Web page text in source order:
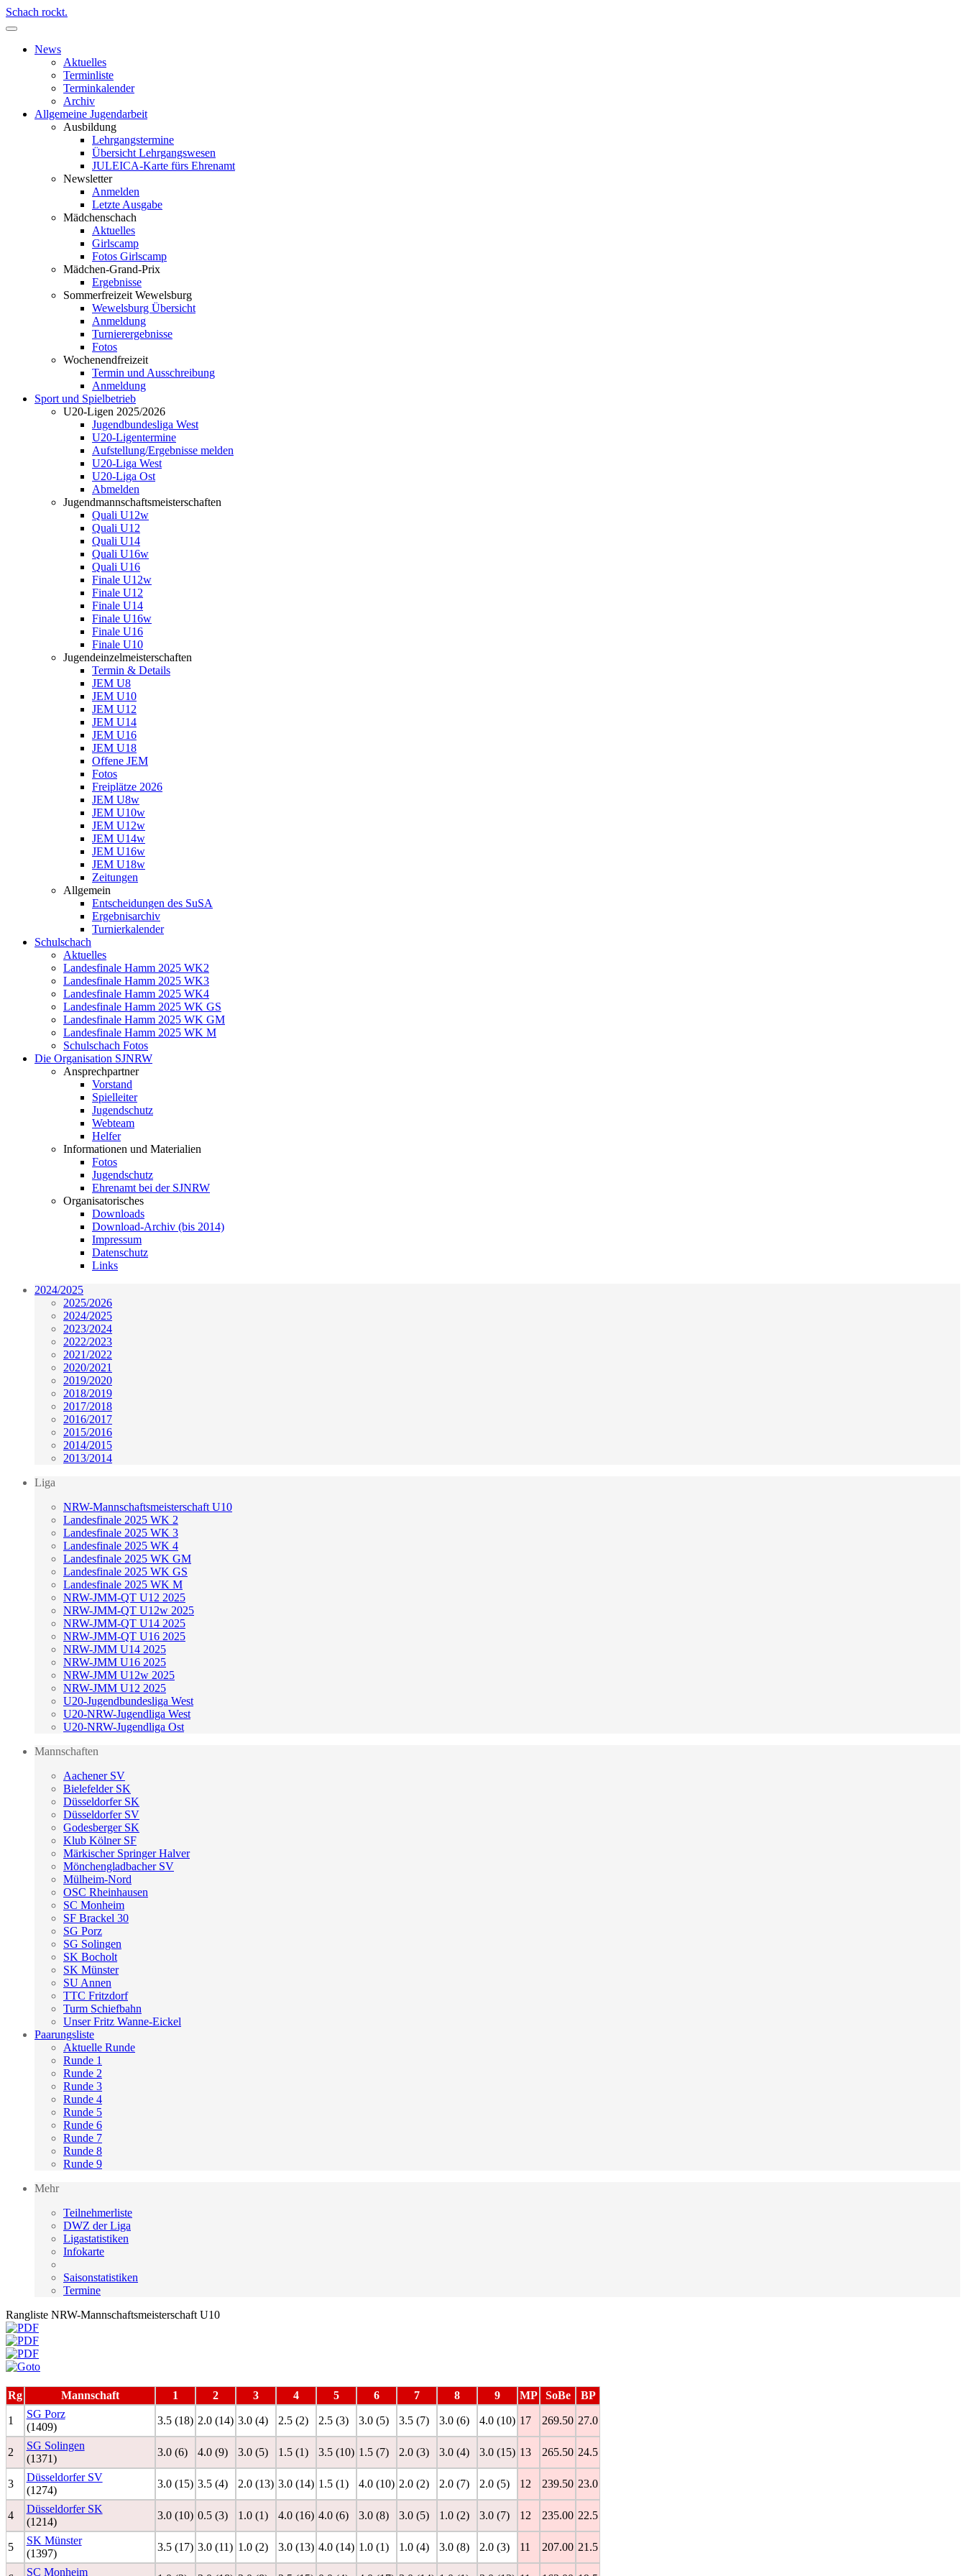
Schach rockt.
News
Aktuelles
Terminliste
Terminkalender
Archiv
Allgemeine Jugendarbeit
Ausbildung
Lehrgangstermine
Übersicht Lehrgangswesen
JULEICA-Karte fürs Ehrenamt
Newsletter
Anmelden
Letzte Ausgabe
Mädchenschach
Aktuelles
Girlscamp
Fotos Girlscamp
Mädchen-Grand-Prix
Ergebnisse
Sommerfreizeit Wewelsburg
Wewelsburg Übersicht
Anmeldung
Turnierergebnisse
Fotos
Wochenendfreizeit
Termin und Ausschreibung
Anmeldung
Sport und Spielbetrieb
U20-Ligen 2025/2026
Jugendbundesliga West
U20-Ligentermine
Aufstellung/Ergebnisse melden
U20-Liga West
U20-Liga Ost
Abmelden
Jugendmannschaftsmeisterschaften
Quali U12w
Quali U12
Quali U14
Quali U16w
Quali U16
Finale U12w
Finale U12
Finale U14
Finale U16w
Finale U16
Finale U10
Jugendeinzelmeisterschaften
Termin & Details
JEM U8
JEM U10
JEM U12
JEM U14
JEM U16
JEM U18
Offene JEM
Fotos
Freiplätze 2026
JEM U8w
JEM U10w
JEM U12w
JEM U14w
JEM U16w
JEM U18w
Zeitungen
Allgemein
Entscheidungen des SuSA
Ergebnisarchiv
Turnierkalender
Schulschach
Aktuelles
Landesfinale Hamm 2025 WK2
Landesfinale Hamm 2025 WK3
Landesfinale Hamm 2025 WK4
Landesfinale Hamm 2025 WK GS
Landesfinale Hamm 2025 WK GM
Landesfinale Hamm 2025 WK M
Schulschach Fotos
Die Organisation SJNRW
Ansprechpartner
Vorstand
Spielleiter
Jugendschutz
Webteam
Helfer
Informationen und Materialien
Fotos
Jugendschutz
Ehrenamt bei der SJNRW
Organisatorisches
Downloads
Download-Archiv (bis 2014)
Impressum
Datenschutz
Links
2024/2025
2025/2026
2024/2025
2023/2024
2022/2023
2021/2022
2020/2021
2019/2020
2018/2019
2017/2018
2016/2017
2015/2016
2014/2015
2013/2014
Liga
NRW-Mannschaftsmeisterschaft U10
Landesfinale 2025 WK 2
Landesfinale 2025 WK 3
Landesfinale 2025 WK 4
Landesfinale 2025 WK GM
Landesfinale 2025 WK GS
Landesfinale 2025 WK M
NRW-JMM-QT U12 2025
NRW-JMM-QT U12w 2025
NRW-JMM-QT U14 2025
NRW-JMM-QT U16 2025
NRW-JMM U14 2025
NRW-JMM U16 2025
NRW-JMM U12w 2025
NRW-JMM U12 2025
U20-Jugendbundesliga West
U20-NRW-Jugendliga West
U20-NRW-Jugendliga Ost
Mannschaften
Aachener SV
Bielefelder SK
Düsseldorfer SK
Düsseldorfer SV
Godesberger SK
Klub Kölner SF
Märkischer Springer Halver
Mönchengladbacher SV
Mülheim-Nord
OSC Rheinhausen
SC Monheim
SF Brackel 30
SG Porz
SG Solingen
SK Bocholt
SK Münster
SU Annen
TTC Fritzdorf
Turm Schiefbahn
Unser Fritz Wanne-Eickel
Paarungsliste
Aktuelle Runde
Runde 1
Runde 2
Runde 3
Runde 4
Runde 5
Runde 6
Runde 7
Runde 8
Runde 9
Mehr
Teilnehmerliste
DWZ der Liga
Ligastatistiken
Infokarte
Saisonstatistiken
Termine
Rangliste NRW-Mannschaftsmeisterschaft U10
Rg Mannschaft 1 2 3 4 5 6 7 8 9 MP SoBe BP
1
SG Porz
(1409)
3.5 (18) 2.0 (14) 3.0 (4) 2.5 (2) 2.5 (3) 3.0 (5) 3.5 (7) 3.0 (6) 4.0 (10) 17 269.50 27.0
2
SG Solingen
(1371)
3.0 (6) 4.0 (9) 3.0 (5) 1.5 (1) 3.5 (10) 1.5 (7) 2.0 (3) 3.0 (4) 3.0 (15) 13 265.50 24.5
3
Düsseldorfer SV
(1274)
3.0 (15) 3.5 (4) 2.0 (13) 3.0 (14) 1.5 (1) 4.0 (10) 2.0 (2) 2.0 (7) 2.0 (5) 12 239.50 23.0
4
Düsseldorfer SK
(1214)
3.0 (10) 0.5 (3) 1.0 (1) 4.0 (16) 4.0 (6) 3.0 (8) 3.0 (5) 1.0 (2) 3.0 (7) 12 235.00 22.5
5
SK Münster
(1397)
3.5 (17) 3.0 (11) 1.0 (2) 3.0 (13) 4.0 (14) 1.0 (1) 1.0 (4) 3.0 (8) 2.0 (3) 11 207.00 21.5
SC Monheim